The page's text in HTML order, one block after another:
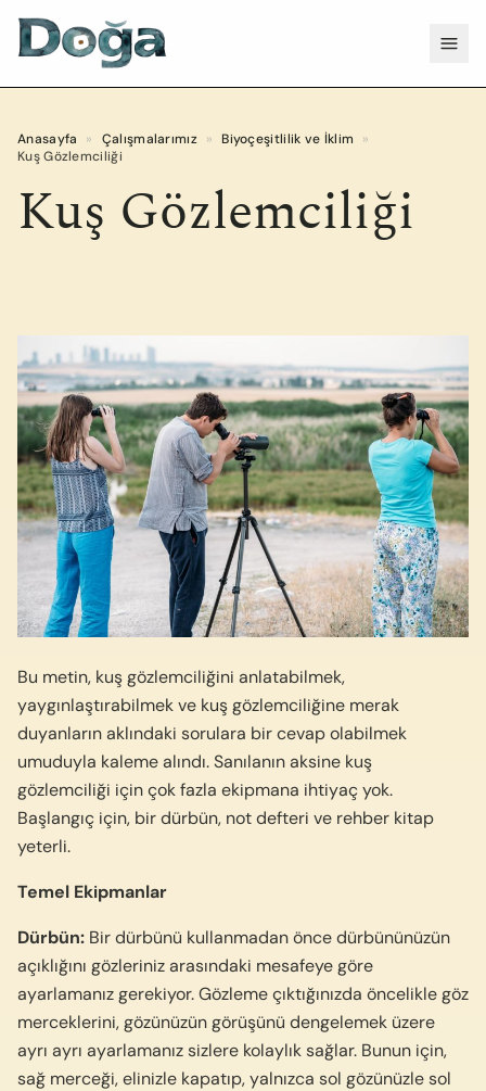
Anasayfa » Çalışmalarımız » Biyoçeşitlilik ve İklim
»
Kuş Gözlemciliği
Kuş Gözlemciliği
Bu metin, kuş gözlemciliğini anlatabilmek,
yaygınlaştırabilmek ve kuş gözlemciliğine merak
duyanların aklındaki sorulara bir cevap olabilmek
umuduyla kaleme alındı. Sanılanın aksine kuş
gözlemciliği için çok fazla ekipmana ihtiyaç yok.
Başlangıç için, bir dürbün, not defteri ve rehber kitap
yeterli.
Temel Ekipmanlar
Dürbün: Bir dürbünü kullanmadan önce dürbününüzün
açıklığını gözleriniz arasındaki mesafeye göre
ayarlamanız gerekiyor. Gözleme çıktığınızda öncelikle göz
merceklerini, gözünüzün görüşünü dengelemek üzere
ayrı ayrı ayarlamanız sizlere kolaylık sağlar. Bunun için,
sağ merceği, elinizle kapatıp, yalnızca sol gözünüzle sol